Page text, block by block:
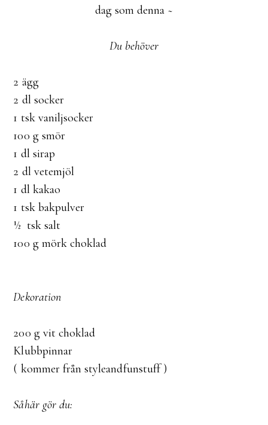
dag som denna ~
Du behöver
2 ägg
2 dl socker
1 tsk vaniljsocker
100 g smör
1 dl sirap
2 dl vetemjöl
1 dl kakao
1 tsk bakpulver
½ tsk salt
100 g mörk choklad
Dekoration
200 g vit choklad
Klubbpinnar
( kommer från styleandfunstuff )
Såhär gör du: